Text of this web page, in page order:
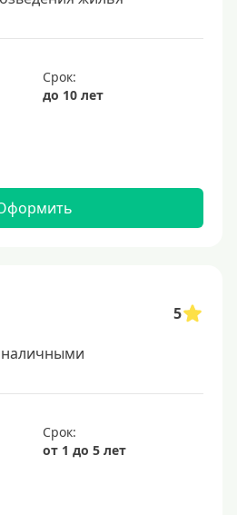
Срок:
до 10 лет
5
Срок:
от 1 до 5 лет